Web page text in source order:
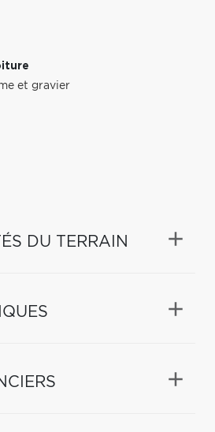
et gravier
DU TERRAIN